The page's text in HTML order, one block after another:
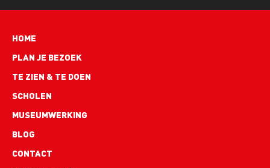
Hoofdnavigatie
HOME
PLAN JE BEZOEK
TE ZIEN & TE DOEN
SCHOLEN
MUSEUMWERKING
BLOG
Footer
CONTACT